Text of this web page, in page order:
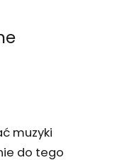
muzyki
do tego